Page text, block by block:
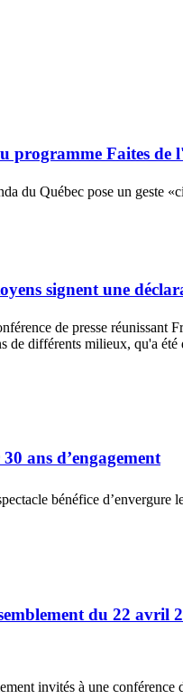
programme Faites de
du Québec pose un geste
signent une
de presse
de différents milieux, qu'a
ans d’engagement
bénéfice
du 22 avril
invités à une